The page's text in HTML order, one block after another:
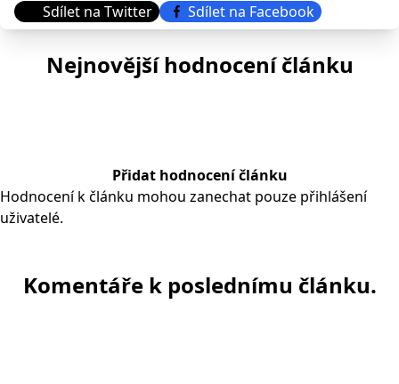
Sdílet na Twitter Sdílet na Facebook
Nejnovější hodnocení článku
Přidat hodnocení článku
Hodnocení k článku mohou zanechat pouze přihlášení
uživatelé.
Komentáře k poslednímu článku.